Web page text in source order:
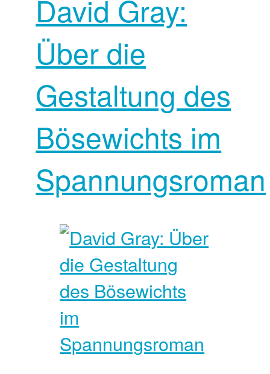
David Gray:
Über die
Gestaltung des
Bösewichts im
Spannungsroman